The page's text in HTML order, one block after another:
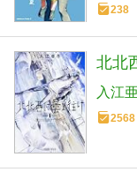
238
北北
入江
2568